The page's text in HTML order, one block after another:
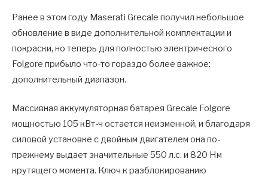
Ранее в этом году Maserati Grecale получил небольшое
обновление в виде дополнительной комплектации и
покраски, но теперь для полностью электрического
Folgore прибыло что-то гораздо более важное:
дополнительный диапазон.
Массивная аккумуляторная батарея Grecale Folgore
мощностью 105 кВт-ч остается неизменной, и благодаря
силовой установке с двойным двигателем она по-
прежнему выдает значительные 550 л.с. и 820 Нм
крутящего момента. Ключ к разблокированию